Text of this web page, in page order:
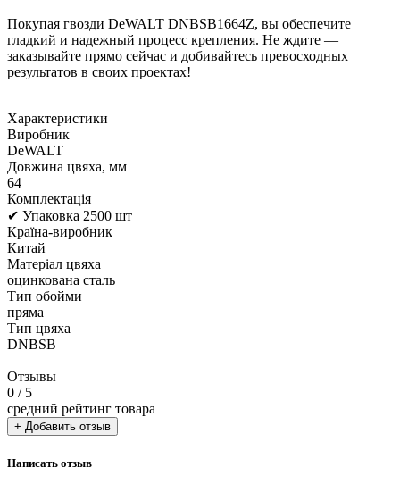
Покупая гвозди DeWALT DNBSB1664Z, вы обеспечите
гладкий и надежный процесс крепления. Не ждите —
заказывайте прямо сейчас и добивайтесь превосходных
результатов в своих проектах!
Характеристики
Виробник
DeWALT
Довжина цвяха, мм
64
Комплектація
✔ Упаковка 2500 шт
Країна-виробник
Китай
Матеріал цвяха
оцинкована сталь
Тип обойми
пряма
Тип цвяха
DNBSB
Отзывы
0 / 5
средний рейтинг товара
+ Добавить отзыв
Написать отзыв